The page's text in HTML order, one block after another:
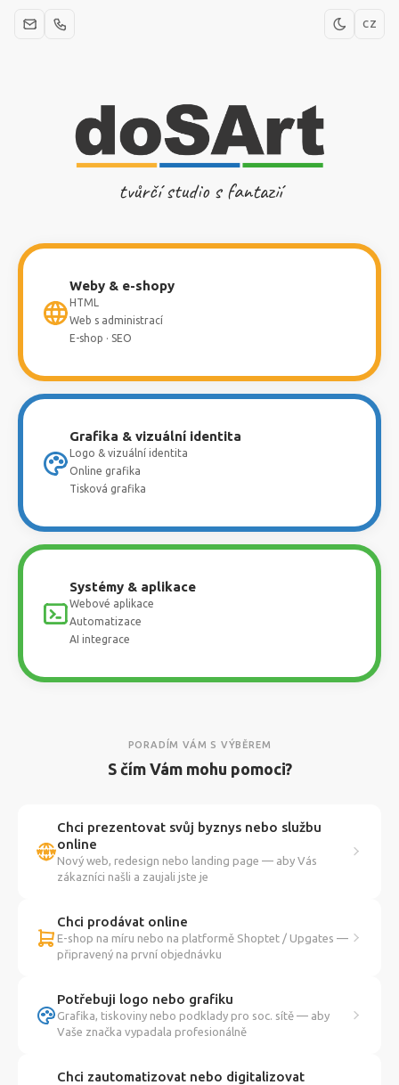
CZ
tvůrčí studio s fantazií
Weby & e-shopy
HTML
Web s administrací
E-shop · SEO
Grafika & vizuální identita
Logo & vizuální identita
Online grafika
Tisková grafika
Systémy & aplikace
Webové aplikace
Automatizace
AI integrace
PORADÍM VÁM S VÝBĚREM
S čím Vám mohu pomoci?
Chci prezentovat svůj byznys nebo službu
online
Nový web, redesign nebo landing page — aby Vás
zákazníci našli a zaujali jste je
Chci prodávat online
E-shop na míru nebo na platformě Shoptet / Upgates —
připravený na první objednávku
Potřebuji logo nebo grafiku
Grafika, tiskoviny nebo podklady pro soc. sítě — aby
Vaše značka vypadala profesionálně
Chci zautomatizovat nebo digitalizovat